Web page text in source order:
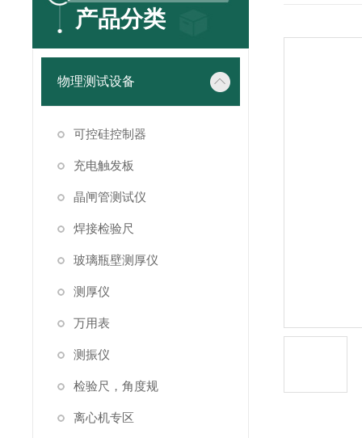
产品分类
物理测试设备
可控硅控制器
充电触发板
晶闸管测试仪
焊接检验尺
玻璃瓶壁测厚仪
测厚仪
万用表
测振仪
检验尺，角度规
离心机专区